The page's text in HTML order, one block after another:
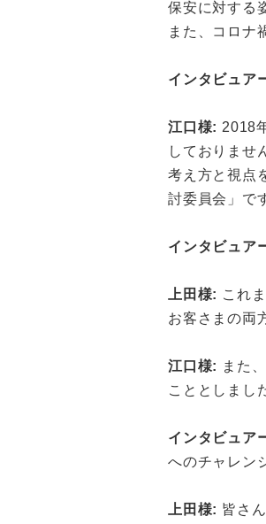
保安に対する
また、コロナ
インタビュア
江口様: 2018
しておりませ
考え方と視点
討委員会」で
インタビュア
上田様: これ
お客さまの両
江口様: また
こととしまし
インタビュア
へのチャレン
上田様: 皆さ